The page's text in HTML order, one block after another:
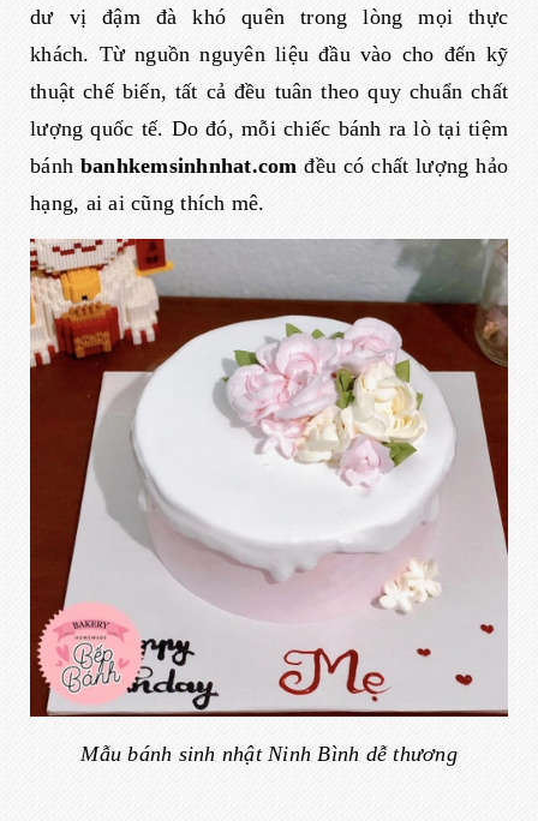
dư vị đậm đà khó quên trong lòng mọi thực
khách. Từ nguồn nguyên liệu đầu vào cho đến kỹ
thuật chế biến, tất cả đều tuân theo quy chuẩn chất
lượng quốc tế. Do đó, mỗi chiếc bánh ra lò tại tiệm
bánh banhkemsinhnhat.com đều có chất lượng hảo
hạng, ai ai cũng thích mê.
Mẫu bánh sinh nhật Ninh Bình dễ thương